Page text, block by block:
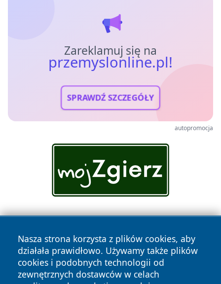
Zareklamuj się na
przemyslonline.pl!
SPRAWDŹ SZCZEGÓŁY
autopromocja
Nasza strona korzysta z plików cookies, aby
działała prawidłowo. Używamy także plików
cookies i podobnych technologii od
zewnętrznych dostawców w celach
Copyright © 2026 przemyslonline.pl Wszystkie prawa